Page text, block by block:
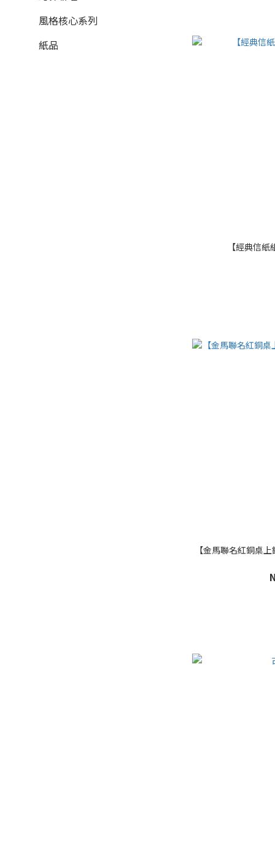
風格核心系列
紙品
【經典信
【金馬聯名紅銅桌